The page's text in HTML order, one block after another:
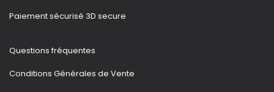
Paiement sécurisé 3D secure
Questions fréquentes
Conditions Générales de Vente